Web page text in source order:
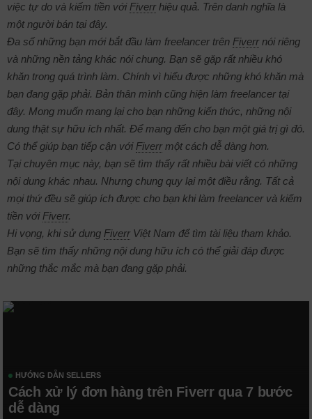
việc tự do và kiếm tiền với Fiverr hiệu quả. Trên danh nghĩa là
một người bán tại đây.
Đa số những bạn mới bắt đầu làm freelancer trên Fiverr nói riêng
và những nền tảng khác nói chung. Bạn sẽ gặp rất nhiều khó
khăn trong quá trình làm. Chính vì hiểu được những khó khăn mà
bạn đang gặp phải. Bản thân mình cũng hiện làm freelancer tại
đây. Mong muốn mang lại cho bạn những kiến thức, những nội
dung thật sự hữu ích nhất. Để mang đến cho bạn một giá trị gì đó.
Có thể giúp bạn tiếp cận với Fiverr một cách dễ dàng hơn.
Tại chuyên mục này, bạn sẽ tìm thấy rất nhiều bài viết có những
nội dung khác nhau. Nhưng chung quy lại một điều rằng. Tất cả
mọi thứ đều sẽ giúp ích được cho bạn khi làm freelancer và kiếm
tiền với Fiverr.
Hi vọng, khi sử dụng Fiverr Việt Nam để tìm tài liệu tham khảo.
Bạn sẽ tìm thấy những nội dung hữu ích có thể giải đáp được
những thắc mắc mà bạn đang gặp phải.
HƯỚNG DẪN SELLERS
Cách xử lý đơn hàng trên Fiverr qua 7 bước
dễ dàng